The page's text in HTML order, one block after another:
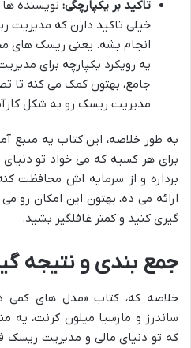
تاکید بر یکپارچگی: نویسنده
خیلی تاکید دارن که مدیریت
انجام بشه. یعنی ریسک های
یه رویکرد یکپارچه برای
جامع، بهتون کمک می کنه تا
مدیریت ریسک رو به شکل
به طور خلاصه، این کتاب یه منبع
برای هر کسیه که می خواد تو دنیای
برداره و از سرمایه اش محافظت
ارائه می ده، بهتون این امکان
گیری کنید و کمتر غافلگیر بشید.
جمع بندی و نتیجه
خلاصه که، کتاب «مدل های کمی
ساندرز و مارسیا میلون کرنت، یه
که تو دنیای مالی و مدیریت ریسک